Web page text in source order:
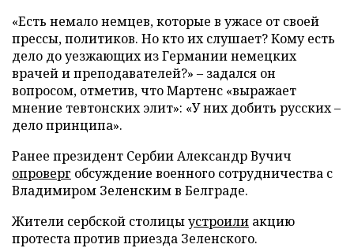
«Есть немало немцев, которые в ужасе от своей
прессы, политиков. Но кто их слушает? Кому есть
дело до уезжающих из Германии немецких
врачей и преподавателей?» – задался он
вопросом, отметив, что Мартенс «выражает
мнение тевтонских элит»: «У них добить русских –
дело принципа».
Ранее президент Сербии Александр Вучич
опроверг обсуждение военного сотрудничества с
Владимиром Зеленским в Белграде.
Жители сербской столицыустроили акцию
протеста против приезда Зеленского.